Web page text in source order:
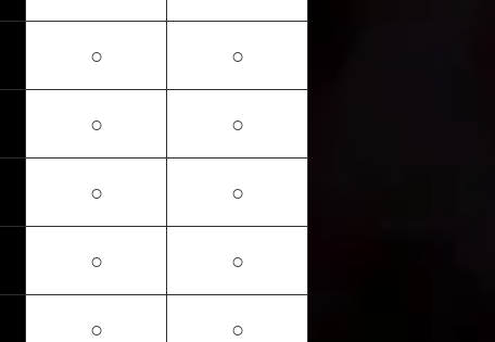
○ ○
○ ○
○ ○
○ ○
○ ○